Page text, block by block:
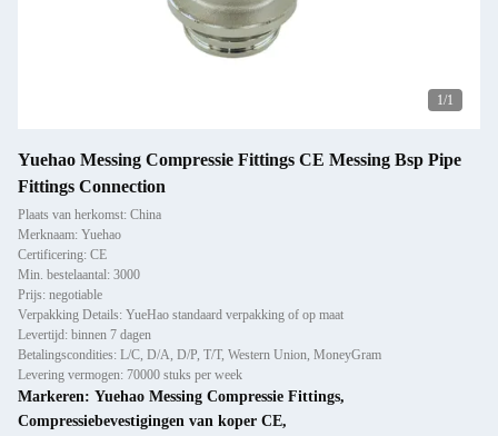
1/1
Yuehao Messing Compressie Fittings CE Messing Bsp Pipe
Fittings Connection
Plaats van herkomst: China
Merknaam: Yuehao
Certificering: CE
Min. bestelaantal: 3000
Prijs: negotiable
Verpakking Details: YueHao standaard verpakking of op maat
Levertijd: binnen 7 dagen
Betalingscondities: L/C, D/A, D/P, T/T, Western Union, MoneyGram
Levering vermogen: 70000 stuks per week
Markeren: Yuehao Messing Compressie Fittings,
Compressiebevestigingen van koper CE,